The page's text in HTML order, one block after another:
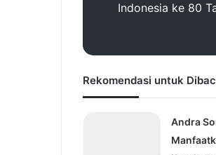
Indonesia ke 80
Rekomendasi untuk
Andra